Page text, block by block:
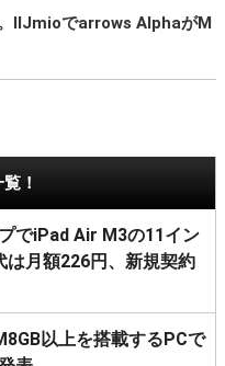
IIJmioでarrows AlphaがM
！
でiPad Air M3の11イン
は月額226円、新規契約
以上を搭載するPCで